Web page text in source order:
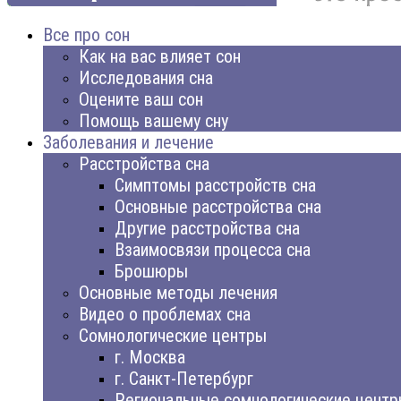
Все про сон
Как на вас влияет сон
Исследования сна
Оцените ваш сон
Помощь вашему сну
Заболевания и лечение
Расстройства сна
Симптомы расстройств сна
Основные расстройства сна
Другие расстройства сна
Взаимосвязи процесса сна
Брошюры
Основные методы лечения
Видео о проблемах сна
Сомнологические центры
г. Москва
г. Санкт-Петербург